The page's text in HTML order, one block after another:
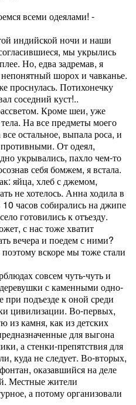
всеми одеялами! -
индийской ночи и наши
мы укрылись
Но, едва задремав, я
шорох и чавканье.
проснулась. Потихонечку
соседний куст!..
Кроме шеи, уже
На все предметы моего
остальное, выпала роса, и
От одеял,
укрывались, пахло чем-то
себя бомжем, я встала.
яйца, хлеб с джемом,
не хотелось. Анна ходила в
часов собирались на джипе
готовились к отъезду.
с нас тоже хватит
вечера и поедем с ними?
вскоре мы тоже стали
совсем чуть-чуть и
с каменными одно-
подъезде к оной среди
цивилизации. Во-первых,
камня, как из детских
для выгона
а стенки-препятствия для
куда не следует. Во-вторых,
оказавшийся на деле
Местные жители
а потому организовали